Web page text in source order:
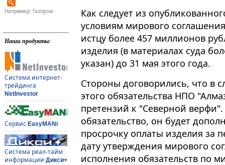
Например: Газпром
Наши продукты:
Система интернет-
трейдинга
NetInvestor
Сервис EasyMANi
Система реал-тайм
информации Дикси+
Как следует из
условиям мирового
истцу более 457 миллионов
изделия (в материалах суда
указан) до 31 мая этого года.
Стороны договорились, что в
этого обязательства НПО
претензий к "Северной
обязательство, он будет
просрочку оплаты изделия за
дату утверждения мирового
исполнения обязательств по